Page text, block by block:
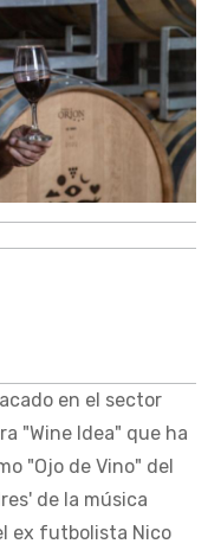
en el sector
"Wine Idea" que ha
"Ojo de Vino" del
de la música
ex futbolista Nico